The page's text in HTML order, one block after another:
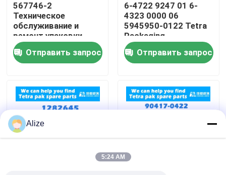
Путешествие фабрики
Проверка качества
Новости
Упаковка напитка еды
567746-2
Техническое
обслуживание и
ремонт упаковки
Tetra
Отправить запрос
6-4722 9247 01 6-
4323 0000 06
5945950-0122 Tetra
Packaging
Содержание и
ремонт упаковки
Отправить запрос
Alize
5:24 AM